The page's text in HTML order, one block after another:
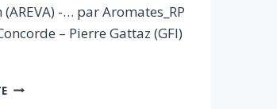
-… par Aromates_RP
– Pierre Gattaz (GFI)
PRODUIRE